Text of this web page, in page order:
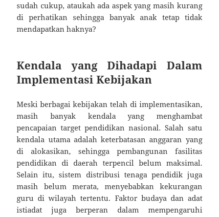
sudah cukup, ataukah ada aspek yang masih kurang
di perhatikan sehingga banyak anak tetap tidak
mendapatkan haknya?
Kendala yang Dihadapi Dalam
Implementasi Kebijakan
Meski berbagai kebijakan telah di implementasikan,
masih banyak kendala yang menghambat
pencapaian target pendidikan nasional. Salah satu
kendala utama adalah keterbatasan anggaran yang
di alokasikan, sehingga pembangunan fasilitas
pendidikan di daerah terpencil belum maksimal.
Selain itu, sistem distribusi tenaga pendidik juga
masih belum merata, menyebabkan kekurangan
guru di wilayah tertentu. Faktor budaya dan adat
istiadat juga berperan dalam mempengaruhi